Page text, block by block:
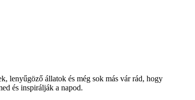
lenyűgöző állatok és még sok más vár rád, hogy
és inspirálják a napod.